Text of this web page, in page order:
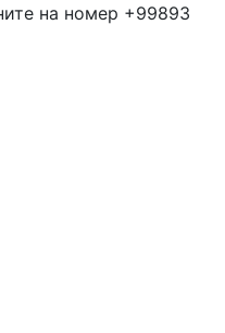
на номер +99893